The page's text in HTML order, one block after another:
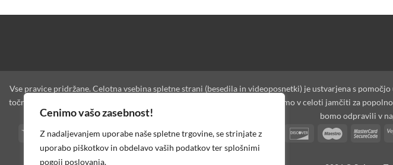
Cenimo vašo zasebnost!
Z nadaljevanjem uporabe naše spletne trgovine, se strinjate z
uporabo piškotkov in obdelavo vaših podatkov ter splošnimi
pogoji poslovanja.
Vse pravice pridržane. Celotna vsebina spletne strani (besedila in videoposnetki) je ustvarjena s
točne podatke in slikovno gradivo. Zaradi narave AI tehnologije pa ne moremo v celoti jamčiti za
bomo odpravili v
Visa
PayPal MasterCard
Cash
On
American
Express
Bank
Transfer
Credit
Card
Dinners
Discover Maestro